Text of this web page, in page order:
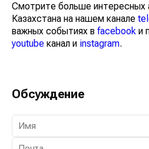
Смотрите больше интересных
Казахстана на нашем канале
важных событиях в facebook и
youtube канал и instagram.
Обсуждение